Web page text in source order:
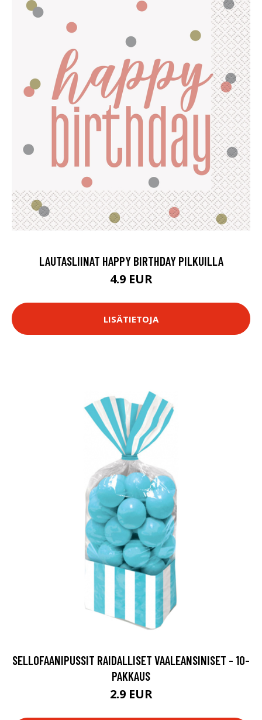
LAUTASLIINAT HAPPY BIRTHDAY PILKUILLA
4.9 EUR
LISÄTIETOJA
SELLOFAANIPUSSIT RAIDALLISET VAALEANSINISET - 10-
PAKKAUS
2.9 EUR